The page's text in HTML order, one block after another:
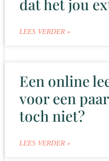
dat het jou
LEES VERDER »
Een online
voor een
toch niet?
LEES VERDER »